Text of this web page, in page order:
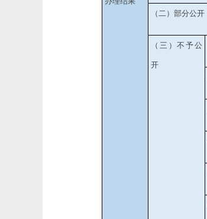
（二）部分公开
（三）不予公
开